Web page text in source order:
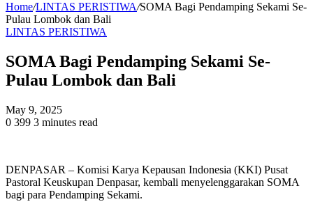
Home/LINTAS PERISTIWA/SOMA Bagi Pendamping Sekami Se-
Pulau Lombok dan Bali
LINTAS PERISTIWA
SOMA Bagi Pendamping Sekami Se-
Pulau Lombok dan Bali
May 9, 2025
0 399 3 minutes read
DENPASAR – Komisi Karya Kepausan Indonesia (KKI) Pusat
Pastoral Keuskupan Denpasar, kembali menyelenggarakan SOMA
bagi para Pendamping Sekami.